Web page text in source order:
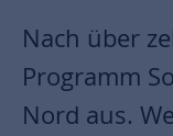
Nach über
Programm
Nord aus.